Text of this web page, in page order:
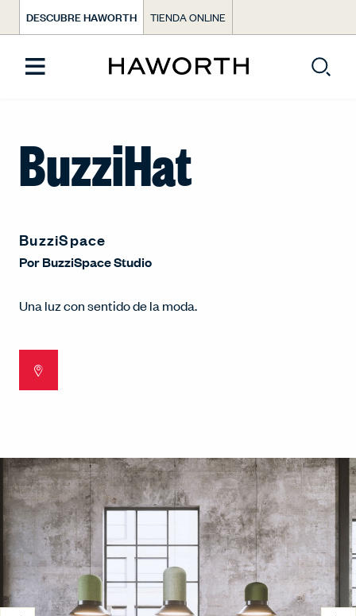
DESCUBRE HAWORTH TIENDA ONLINE
BuzziHat
BuzziSpace
PorBuzziSpace Studio
Una luz con sentido de la moda.